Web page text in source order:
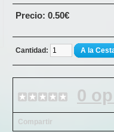
Precio: 0.50€
Cantidad: A la
0
Compartir